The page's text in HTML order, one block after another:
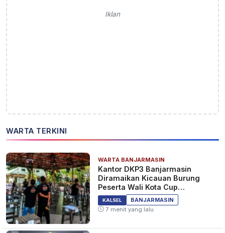
Iklan
WARTA TERKINI
WARTA BANJARMASIN
Kantor DKP3 Banjarmasin
Diramaikan Kicauan Burung
Peserta Wali Kota Cup
Banjarmasin
KALSEL
BANJARMASIN
7 menit yang lalu